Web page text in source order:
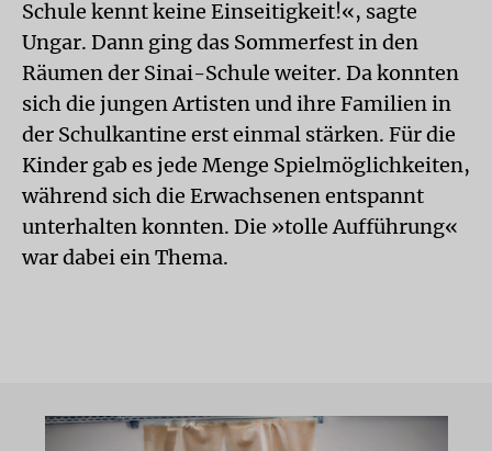
Schule kennt keine Einseitigkeit!«, sagte
Ungar. Dann ging das Sommerfest in den
Räumen der Sinai-Schule weiter. Da konnten
sich die jungen Artisten und ihre Familien in
der Schulkantine erst einmal stärken. Für die
Kinder gab es jede Menge Spielmöglichkeiten,
während sich die Erwachsenen entspannt
unterhalten konnten. Die »tolle Aufführung«
war dabei ein Thema.